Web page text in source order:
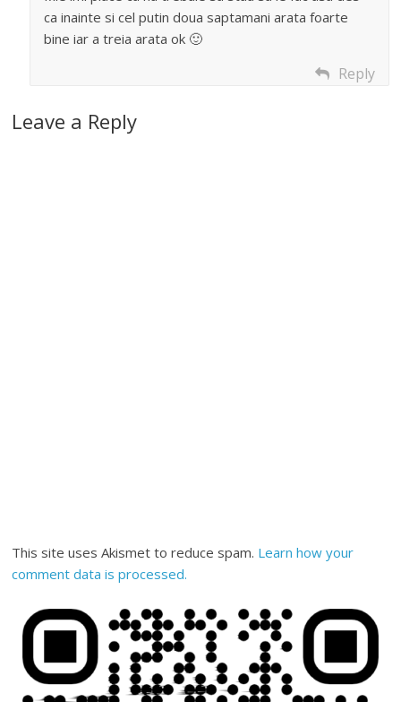
ca inainte si cel putin doua saptamani arata foarte
bine iar a treia arata ok 🙂
Reply
Leave a Reply
This site uses Akismet to reduce spam. Learn how your
comment data is processed.